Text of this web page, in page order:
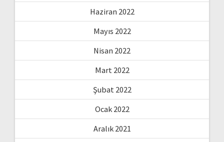
Haziran 2022
Mayıs 2022
Nisan 2022
Mart 2022
Şubat 2022
Ocak 2022
Aralık 2021